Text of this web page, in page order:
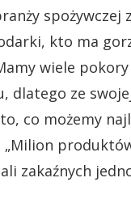
spożywczej
kto ma
wiele
dlatego ze
co możemy
„Milion
zakaźnych